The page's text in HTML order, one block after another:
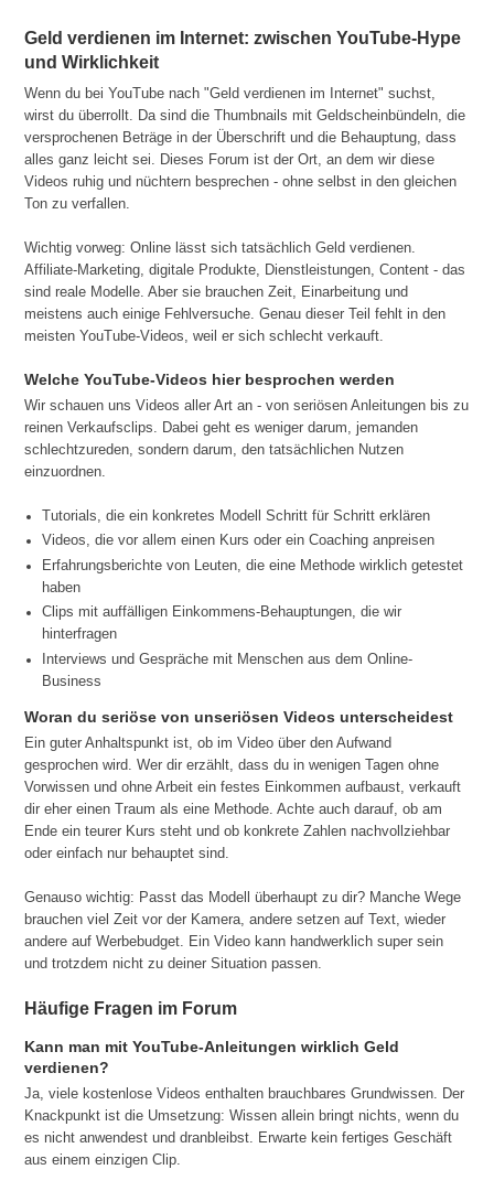
Geld verdienen im Internet: zwischen YouTube-Hype
und Wirklichkeit
Wenn du bei YouTube nach "Geld verdienen im Internet" suchst,
wirst du überrollt. Da sind die Thumbnails mit Geldscheinbündeln, die
versprochenen Beträge in der Überschrift und die Behauptung, dass
alles ganz leicht sei. Dieses Forum ist der Ort, an dem wir diese
Videos ruhig und nüchtern besprechen - ohne selbst in den gleichen
Ton zu verfallen.
Wichtig vorweg: Online lässt sich tatsächlich Geld verdienen.
Affiliate-Marketing, digitale Produkte, Dienstleistungen, Content - das
sind reale Modelle. Aber sie brauchen Zeit, Einarbeitung und
meistens auch einige Fehlversuche. Genau dieser Teil fehlt in den
meisten YouTube-Videos, weil er sich schlecht verkauft.
Welche YouTube-Videos hier besprochen werden
Wir schauen uns Videos aller Art an - von seriösen Anleitungen bis zu
reinen Verkaufsclips. Dabei geht es weniger darum, jemanden
schlechtzureden, sondern darum, den tatsächlichen Nutzen
einzuordnen.
Tutorials, die ein konkretes Modell Schritt für Schritt erklären
Videos, die vor allem einen Kurs oder ein Coaching anpreisen
Erfahrungsberichte von Leuten, die eine Methode wirklich getestet
haben
Clips mit auffälligen Einkommens-Behauptungen, die wir
hinterfragen
Interviews und Gespräche mit Menschen aus dem Online-
Business
Woran du seriöse von unseriösen Videos unterscheidest
Ein guter Anhaltspunkt ist, ob im Video über den Aufwand
gesprochen wird. Wer dir erzählt, dass du in wenigen Tagen ohne
Vorwissen und ohne Arbeit ein festes Einkommen aufbaust, verkauft
dir eher einen Traum als eine Methode. Achte auch darauf, ob am
Ende ein teurer Kurs steht und ob konkrete Zahlen nachvollziehbar
oder einfach nur behauptet sind.
Genauso wichtig: Passt das Modell überhaupt zu dir? Manche Wege
brauchen viel Zeit vor der Kamera, andere setzen auf Text, wieder
andere auf Werbebudget. Ein Video kann handwerklich super sein
und trotzdem nicht zu deiner Situation passen.
Häufige Fragen im Forum
Kann man mit YouTube-Anleitungen wirklich Geld
verdienen?
Ja, viele kostenlose Videos enthalten brauchbares Grundwissen. Der
Knackpunkt ist die Umsetzung: Wissen allein bringt nichts, wenn du
es nicht anwendest und dranbleibst. Erwarte kein fertiges Geschäft
aus einem einzigen Clip.